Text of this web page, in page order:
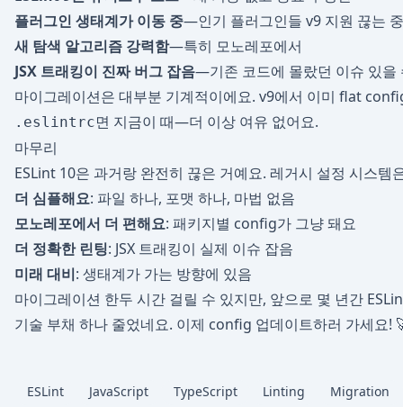
플러그인 생태계가 이동 중—인기 플러그인들 v9 지원 끊는 중
새 탐색 알고리즘 강력함—특히 모노레포에서
JSX 트래킹이 진짜 버그 잡음—기존 코드에 몰랐던 이슈 있을
마이그레이션은 대부분 기계적이에요. v9에서 이미 flat
.eslintrc면 지금이 때—더 이상 여유 없어요.
마무리
ESLint 10은 과거랑 완전히 끊은 거예요. 레거시 설정 시스템
더 심플해요: 파일 하나, 포맷 하나, 마법 없음
모노레포에서 더 편해요: 패키지별 config가 그냥 돼요
더 정확한 린팅: JSX 트래킹이 실제 이슈 잡음
미래 대비: 생태계가 가는 방향에 있음
마이그레이션 한두 시간 걸릴 수 있지만, 앞으로 몇 년간
기술 부채 하나 줄었네요. 이제 config 업데이트하러 가세요!
ESLint JavaScript TypeScript Linting Migration